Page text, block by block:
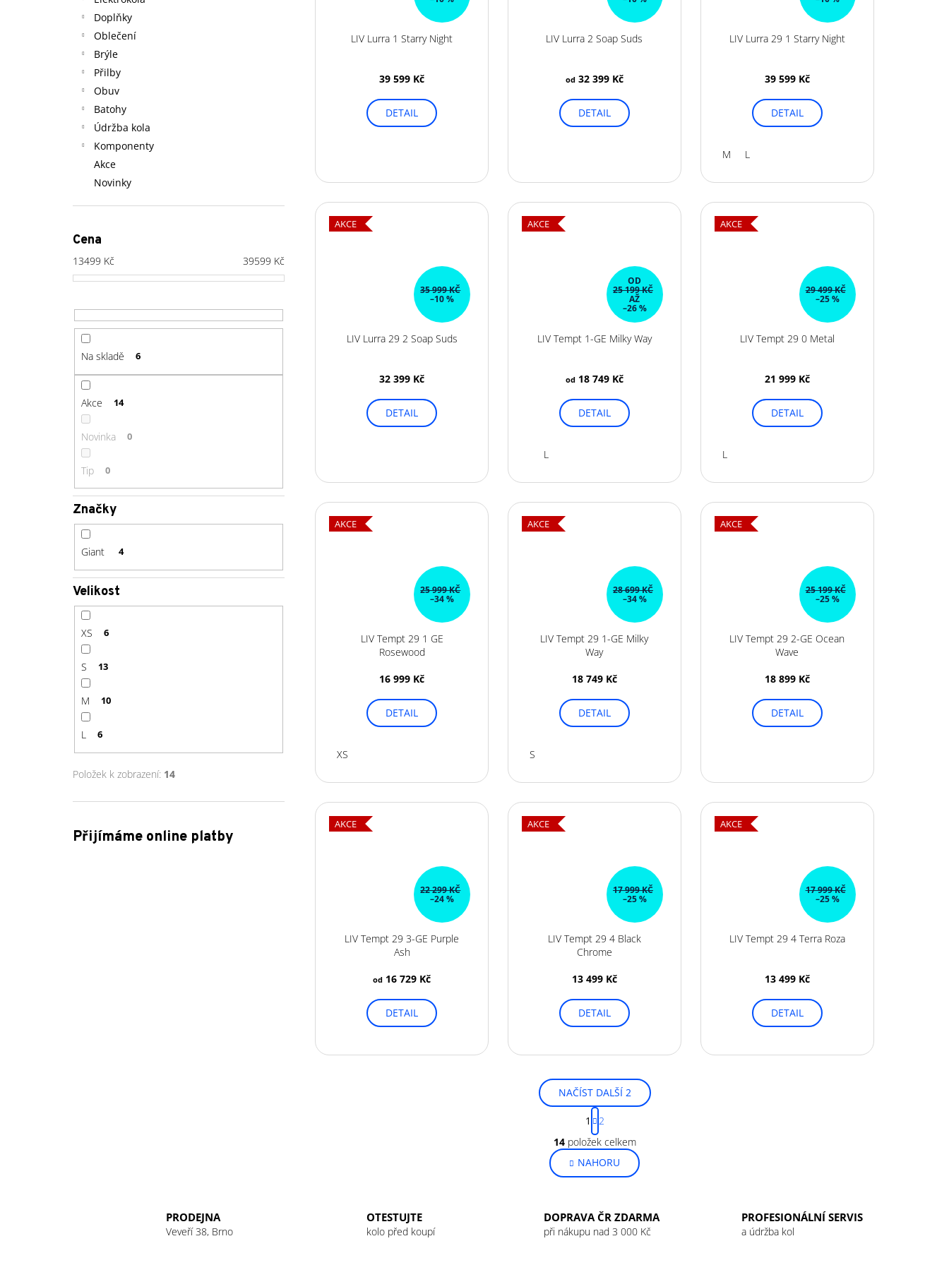
Doplňky
Oblečení
Brýle
Přilby
Obuv
Batohy
Údržba kola
Komponenty
Akce
Novinky
Cena
13499 Kč 39599 Kč
Na skladě 6
Akce 14
Novinka 0
Tip 0
Značky
Giant 4
Velikost
XS 6
S 13
M 10
L 6
Položek k zobrazení: 14
Přijímáme online platby
LIV Lurra 1 Starry Night
39 599 Kč
DETAIL
LIV Lurra 2 Soap Suds
od32 399 Kč
DETAIL
LIV Lurra 29 1 Starry Night
39 599 Kč
DETAIL
M L
AKCE
35 999 KČ
–10 %
LIV Lurra 29 2 Soap Suds
32 399 Kč
DETAIL
AKCE
OD
25 199 KČ
AŽ
–26 %
LIV Tempt 1-GE Milky Way
od18 749 Kč
DETAIL
L
AKCE
29 499 KČ
–25 %
LIV Tempt 29 0 Metal
21 999 Kč
DETAIL
L
AKCE
25 999 KČ
–34 %
LIV Tempt 29 1 GE
Rosewood
16 999 Kč
DETAIL
XS
AKCE
28 699 KČ
–34 %
LIV Tempt 29 1-GE Milky
Way
18 749 Kč
DETAIL
S
AKCE
25 199 KČ
–25 %
LIV Tempt 29 2-GE Ocean
Wave
18 899 Kč
DETAIL
AKCE
22 299 KČ
–24 %
LIV Tempt 29 3-GE Purple
Ash
od 16 729 Kč
DETAIL
AKCE
17 999 KČ
–25 %
LIV Tempt 29 4 Black
Chrome
13 499 Kč
DETAIL
AKCE
17 999 KČ
–25 %
LIV Tempt 29 4 Terra Roza
13 499 Kč
DETAIL
O
v
l
á
a
c
NAČÍST DALŠÍ 2
S
t
r
á
n
k
á
n
1
2
14položek celkem
NAHORU
PRODEJNA
Veveří 38, Brno
OTESTUJTE
kolo před koupí
DOPRAVA ČR ZDARMA
při nákupu nad 3 000 Kč
PROFESIONÁLNÍ SERVIS
a údržba kol